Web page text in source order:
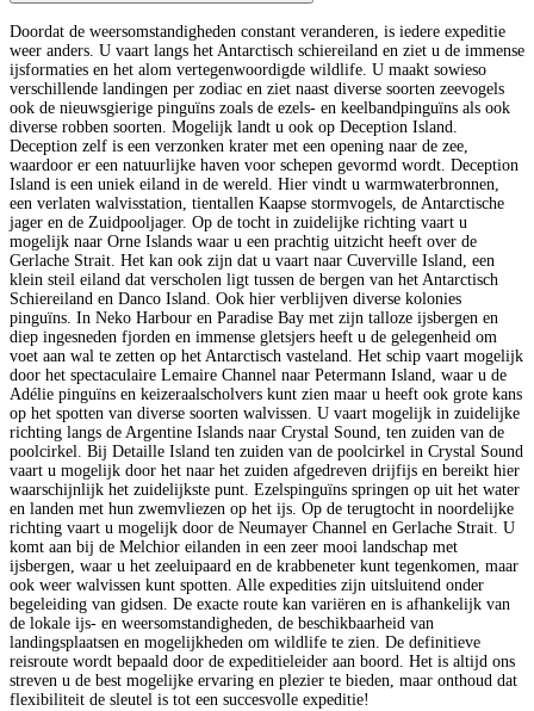
Doordat de weersomstandigheden constant veranderen, is iedere expeditie
weer anders. U vaart langs het Antarctisch schiereiland en ziet u de immense
ijsformaties en het alom vertegenwoordigde wildlife. U maakt sowieso
verschillende landingen per zodiac en ziet naast diverse soorten zeevogels
ook de nieuwsgierige pinguïns zoals de ezels- en keelbandpinguïns als ook
diverse robben soorten. Mogelijk landt u ook op Deception Island.
Deception zelf is een verzonken krater met een opening naar de zee,
waardoor er een natuurlijke haven voor schepen gevormd wordt. Deception
Island is een uniek eiland in de wereld. Hier vindt u warmwaterbronnen,
een verlaten walvisstation, tientallen Kaapse stormvogels, de Antarctische
jager en de Zuidpooljager. Op de tocht in zuidelijke richting vaart u
mogelijk naar Orne Islands waar u een prachtig uitzicht heeft over de
Gerlache Strait. Het kan ook zijn dat u vaart naar Cuverville Island, een
klein steil eiland dat verscholen ligt tussen de bergen van het Antarctisch
Schiereiland en Danco Island. Ook hier verblijven diverse kolonies
pinguïns. In Neko Harbour en Paradise Bay met zijn talloze ijsbergen en
diep ingesneden fjorden en immense gletsjers heeft u de gelegenheid om
voet aan wal te zetten op het Antarctisch vasteland. Het schip vaart mogelijk
door het spectaculaire Lemaire Channel naar Petermann Island, waar u de
Adélie pinguïns en keizeraalscholvers kunt zien maar u heeft ook grote kans
op het spotten van diverse soorten walvissen. U vaart mogelijk in zuidelijke
richting langs de Argentine Islands naar Crystal Sound, ten zuiden van de
poolcirkel. Bij Detaille Island ten zuiden van de poolcirkel in Crystal Sound
vaart u mogelijk door het naar het zuiden afgedreven drijfijs en bereikt hier
waarschijnlijk het zuidelijkste punt. Ezelspinguïns springen op uit het water
en landen met hun zwemvliezen op het ijs. Op de terugtocht in noordelijke
richting vaart u mogelijk door de Neumayer Channel en Gerlache Strait. U
komt aan bij de Melchior eilanden in een zeer mooi landschap met
ijsbergen, waar u het zeeluipaard en de krabbeneter kunt tegenkomen, maar
ook weer walvissen kunt spotten. Alle expedities zijn uitsluitend onder
begeleiding van gidsen. De exacte route kan variëren en is afhankelijk van
de lokale ijs- en weersomstandigheden, de beschikbaarheid van
landingsplaatsen en mogelijkheden om wildlife te zien. De definitieve
reisroute wordt bepaald door de expeditieleider aan boord. Het is altijd ons
streven u de best mogelijke ervaring en plezier te bieden, maar onthoud dat
flexibiliteit de sleutel is tot een succesvolle expeditie!